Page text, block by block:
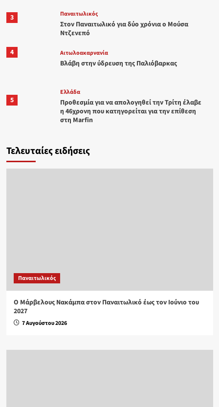
3 Παναιτωλικός
Στον Παναιτωλικό για δύο χρόνια ο Μούσα
Ντζενεπό
4
Αιτωλοακαρνανία
Βλάβη στην ύδρευση της Παλιόβαρκας
5
Ελλάδα
Προθεσμία για να απολογηθεί την Τρίτη έλαβε
η 46χρονη που κατηγορείται για την επίθεση
στη Marfin
Τελευταίες ειδήσεις
Παναιτωλικός
Ο Μάρβελους Nακάμπα στον Παναιτωλικό έως τον Ιούνιο του
2027
7 Αυγούστου 2026